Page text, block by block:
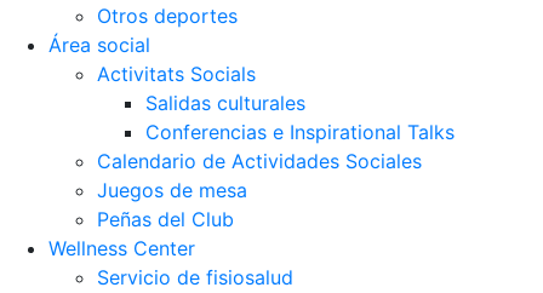
Otros deportes
Área social
Activitats Socials
Salidas culturales
Conferencias e Inspirational Talks
Calendario de Actividades Sociales
Juegos de mesa
Peñas del Club
Wellness Center
Servicio de fisiosalud